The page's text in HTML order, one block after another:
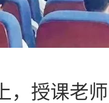
授课老师